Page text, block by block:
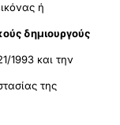
ή
δημιουργούς
1993 και την
της